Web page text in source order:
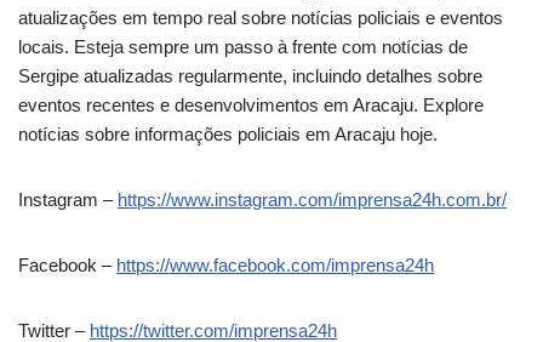
atualizações em tempo real sobre notícias policiais e eventos
locais. Esteja sempre um passo à frente com notícias de
Sergipe atualizadas regularmente, incluindo detalhes sobre
eventos recentes e desenvolvimentos em Aracaju. Explore
notícias sobre informações policiais em Aracaju hoje.
Instagram – https://www.instagram.com/imprensa24h.com.br/
Facebook – https://www.facebook.com/imprensa24h
Twitter – https://twitter.com/imprensa24h